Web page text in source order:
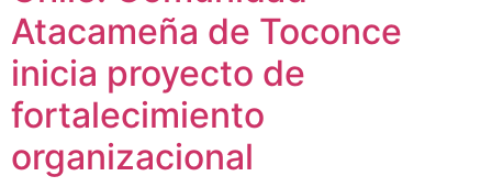
Atacameña de Toconce
inicia proyecto de
fortalecimiento
organizacional